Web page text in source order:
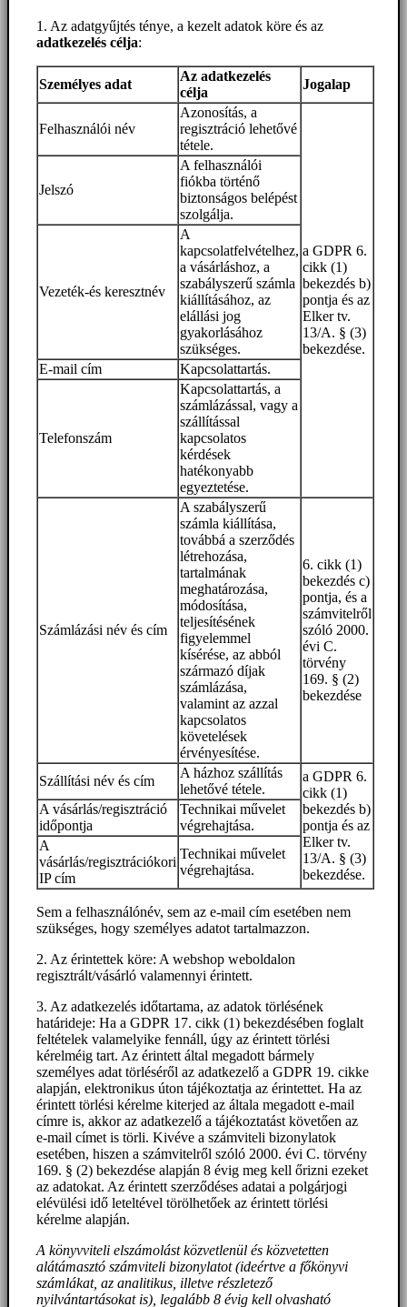
1. Az adatgyűjtés ténye, a kezelt adatok köre és az
adatkezelés célja:
Személyes adat
Az adatkezelés
célja
Jogalap
Felhasználói név
Azonosítás, a
regisztráció lehetővé
tétele.
a GDPR 6.
cikk (1)
bekezdés b)
pontja és az
Elker tv.
13/A. § (3)
bekezdése.
Jelszó
A felhasználói
fiókba történő
biztonságos belépést
szolgálja.
Vezeték-és keresztnév
A
kapcsolatfelvételhez,
a vásárláshoz, a
szabályszerű számla
kiállításához, az
elállási jog
gyakorlásához
szükséges.
E-mail cím
Kapcsolattartás.
Telefonszám
Kapcsolattartás, a
számlázással, vagy a
szállítással
kapcsolatos
kérdések
hatékonyabb
egyeztetése.
Számlázási név és cím
A szabályszerű
számla kiállítása,
továbbá a szerződés
létrehozása,
tartalmának
meghatározása,
módosítása,
teljesítésének
figyelemmel
kísérése, az abból
származó díjak
számlázása,
valamint az azzal
kapcsolatos
követelések
érvényesítése.
6. cikk (1)
bekezdés c)
pontja, és a
számvitelről
szóló 2000.
évi C.
törvény
169. § (2)
bekezdése
Szállítási név és cím
A házhoz szállítás
lehetővé tétele.
a GDPR 6.
cikk (1)
bekezdés b)
pontja és az
Elker tv.
13/A. § (3)
bekezdése.
A vásárlás/regisztráció
időpontja
Technikai művelet
végrehajtása.
A
vásárlás/regisztrációkori
IP cím
Technikai művelet
végrehajtása.
Sem a felhasználónév, sem az e-mail cím esetében nem
szükséges, hogy személyes adatot tartalmazzon.
2. Az érintettek köre: A webshop weboldalon
regisztrált/vásárló valamennyi érintett.
3. Az adatkezelés időtartama, az adatok törlésének
határideje: Ha a GDPR 17. cikk (1) bekezdésében foglalt
feltételek valamelyike fennáll, úgy az érintett törlési
kérelméig tart. Az érintett által megadott bármely
személyes adat törléséről az adatkezelő a GDPR 19. cikke
alapján, elektronikus úton tájékoztatja az érintettet. Ha az
érintett törlési kérelme kiterjed az általa megadott e-mail
címre is, akkor az adatkezelő a tájékoztatást követően az
e-mail címet is törli. Kivéve a számviteli bizonylatok
esetében, hiszen a számvitelről szóló 2000. évi C. törvény
169. § (2) bekezdése alapján 8 évig meg kell őrizni ezeket
az adatokat. Az érintett szerződéses adatai a polgárjogi
elévülési idő leteltével törölhetőek az érintett törlési
kérelme alapján.
A könyvviteli elszámolást közvetlenül és közvetetten
alátámasztó számviteli bizonylatot (ideértve a főkönyvi
számlákat, az analitikus, illetve részletező
nyilvántartásokat is), legalább 8 évig kell olvasható